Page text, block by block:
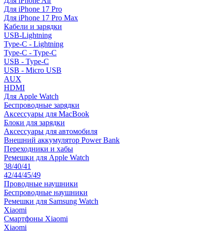
Для iPhone 17 Pro
Для iPhone 17 Pro Max
Кабели и зарядки
USB-Lightning
Type-C - Lightning
Type-C - Type-C
USB - Type-C
USB - Micro USB
AUX
HDMI
Для Apple Watch
Беспроводные зарядки
Аксессуары для MacBook
Блоки для зарядки
Аксессуары для автомобиля
Внешний аккумулятор Power Bank
Переходники и хабы
Ремешки для Apple Watch
38/40/41
42/44/45/49
Проводные наушники
Беспроводные наушники
Ремешки для Samsung Watch
Xiaomi
Смартфоны Xiaomi
Xiaomi